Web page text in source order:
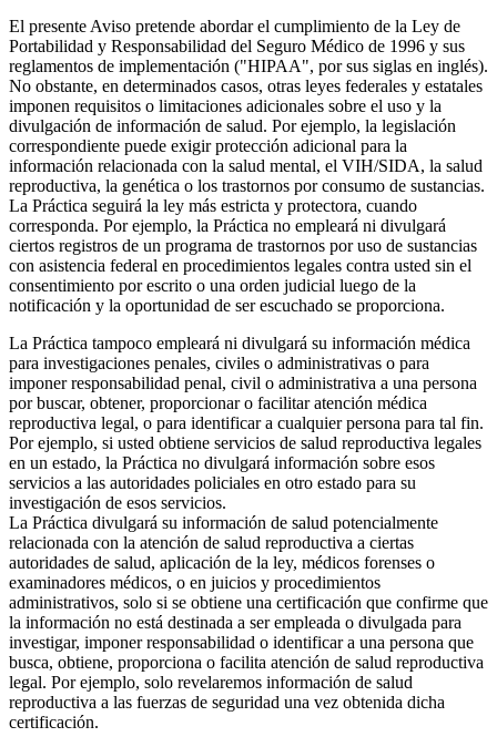
El presente Aviso pretende abordar el cumplimiento de la Ley de
Portabilidad y Responsabilidad del Seguro Médico de 1996 y sus
reglamentos de implementación ("HIPAA", por sus siglas en inglés).
No obstante, en determinados casos, otras leyes federales y estatales
imponen requisitos o limitaciones adicionales sobre el uso y la
divulgación de información de salud. Por ejemplo, la legislación
correspondiente puede exigir protección adicional para la
información relacionada con la salud mental, el VIH/SIDA, la salud
reproductiva, la genética o los trastornos por consumo de sustancias.
La Práctica seguirá la ley más estricta y protectora, cuando
corresponda. Por ejemplo, la Práctica no empleará ni divulgará
ciertos registros de un programa de trastornos por uso de sustancias
con asistencia federal en procedimientos legales contra usted sin el
consentimiento por escrito o una orden judicial luego de la
notificación y la oportunidad de ser escuchado se proporciona.
La Práctica tampoco empleará ni divulgará su información médica
para investigaciones penales, civiles o administrativas o para
imponer responsabilidad penal, civil o administrativa a una persona
por buscar, obtener, proporcionar o facilitar atención médica
reproductiva legal, o para identificar a cualquier persona para tal fin.
Por ejemplo, si usted obtiene servicios de salud reproductiva legales
en un estado, la Práctica no divulgará información sobre esos
servicios a las autoridades policiales en otro estado para su
investigación de esos servicios.
La Práctica divulgará su información de salud potencialmente
relacionada con la atención de salud reproductiva a ciertas
autoridades de salud, aplicación de la ley, médicos forenses o
examinadores médicos, o en juicios y procedimientos
administrativos, solo si se obtiene una certificación que confirme que
la información no está destinada a ser empleada o divulgada para
investigar, imponer responsabilidad o identificar a una persona que
busca, obtiene, proporciona o facilita atención de salud reproductiva
legal. Por ejemplo, solo revelaremos información de salud
reproductiva a las fuerzas de seguridad una vez obtenida dicha
certificación.